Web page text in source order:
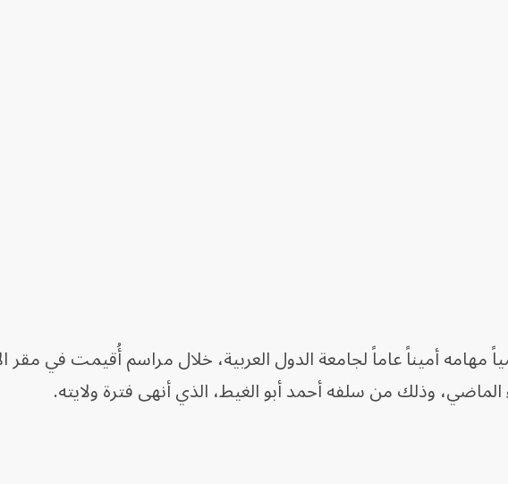
أميناً عاماً لجامعة الدول العربية، خلال مراسم أُقيمت في مقر
الماضي، وذلك من سلفه أحمد أبو الغيط، الذي أنهى فترة ولايته.